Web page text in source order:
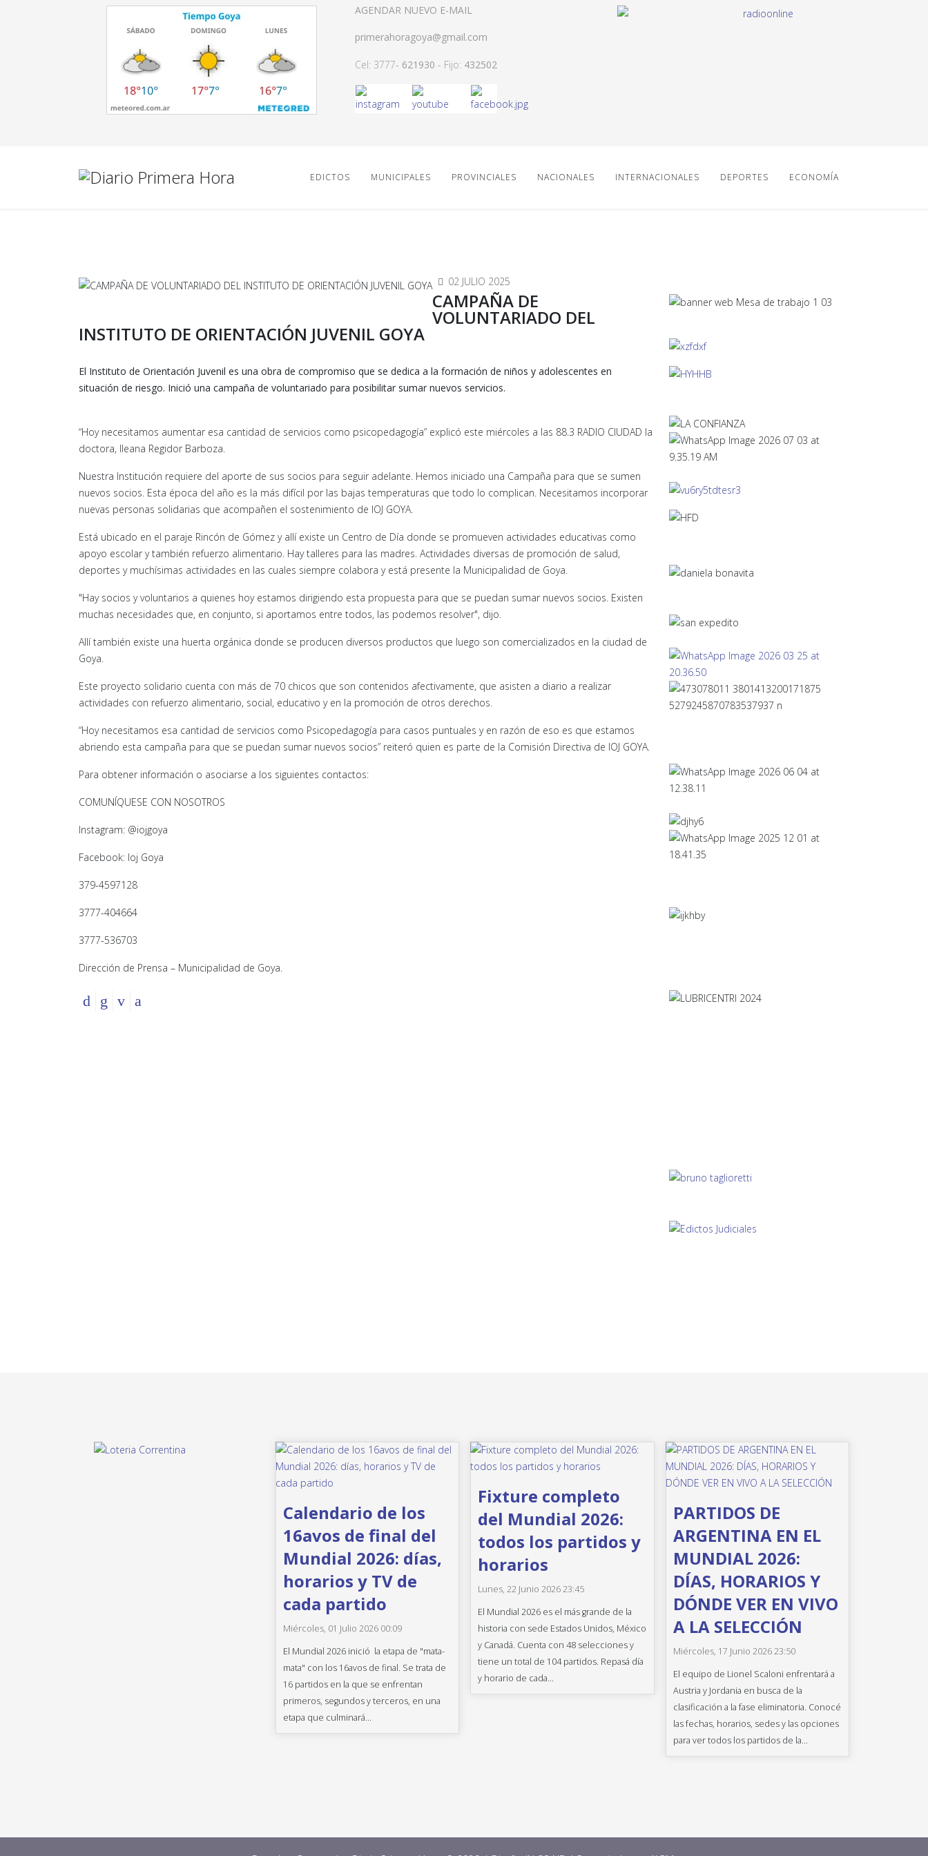
AGENDAR NUEVO E-MAIL
primerahoragoya@gmail.com
Cel: 3777- 621930 - Fijo: 432502
EDICTOS MUNICIPALES PROVINCIALES NACIONALES INTERNACIONALES DEPORTES ECONOMÍA
02 JULIO 2025
CAMPAÑA DE
VOLUNTARIADO DEL
INSTITUTO DE ORIENTACIÓN JUVENIL GOYA
El Instituto de Orientación Juvenil es una obra de compromiso que se dedica a la formación de niños y adolescentes en
situación de riesgo. Inició una campaña de voluntariado para posibilitar sumar nuevos servicios.
“Hoy necesitamos aumentar esa cantidad de servicios como psicopedagogía” explicó este miércoles a las 88.3 RADIO CIUDAD la
doctora, Ileana Regidor Barboza.
Nuestra Institución requiere del aporte de sus socios para seguir adelante. Hemos iniciado una Campaña para que se sumen
nuevos socios. Esta época del año es la más difícil por las bajas temperaturas que todo lo complican. Necesitamos incorporar
nuevas personas solidarias que acompañen el sostenimiento de IOJ GOYA.
Está ubicado en el paraje Rincón de Gómez y allí existe un Centro de Día donde se promueven actividades educativas como
apoyo escolar y también refuerzo alimentario. Hay talleres para las madres. Actividades diversas de promoción de salud,
deportes y muchísimas actividades en las cuales siempre colabora y está presente la Municipalidad de Goya.
"Hay socios y voluntarios a quienes hoy estamos dirigiendo esta propuesta para que se puedan sumar nuevos socios. Existen
muchas necesidades que, en conjunto, si aportamos entre todos, las podemos resolver", dijo.
Allí también existe una huerta orgánica donde se producen diversos productos que luego son comercializados en la ciudad de
Goya.
Este proyecto solidario cuenta con más de 70 chicos que son contenidos afectivamente, que asisten a diario a realizar
actividades con refuerzo alimentario, social, educativo y en la promoción de otros derechos.
“Hoy necesitamos esa cantidad de servicios como Psicopedagogía para casos puntuales y en razón de eso es que estamos
abriendo esta campaña para que se puedan sumar nuevos socios” reiteró quien es parte de la Comisión Directiva de IOJ GOYA.
Para obtener información o asociarse a los siguientes contactos:
COMUNÍQUESE CON NOSOTROS
Instagram: @iojgoya
Facebook: Ioj Goya
379-4597128
3777-404664
3777-536703
Dirección de Prensa – Municipalidad de Goya.
Calendario de los
16avos de final del
Mundial 2026: días,
horarios y TV de
cada partido
Miércoles, 01 Julio 2026 00:09
El Mundial 2026 inició la etapa de "mata-
mata" con los 16avos de final. Se trata de
16 partidos en la que se enfrentan
primeros, segundos y terceros, en una
etapa que culminará...
Fixture completo
del Mundial 2026:
todos los partidos y
horarios
Lunes, 22 Junio 2026 23:45
El Mundial 2026 es el más grande de la
historia con sede Estados Unidos, México
y Canadá. Cuenta con 48 selecciones y
tiene un total de 104 partidos. Repasá día
y horario de cada...
PARTIDOS DE
ARGENTINA EN EL
MUNDIAL 2026:
DÍAS, HORARIOS Y
DÓNDE VER EN VIVO
A LA SELECCIÓN
Miércoles, 17 Junio 2026 23:50
El equipo de Lionel Scaloni enfrentará a
Austria y Jordania en busca de la
clasificación a la fase eliminatoria. Conocé
las fechas, horarios, sedes y las opciones
para ver todos los partidos de la...